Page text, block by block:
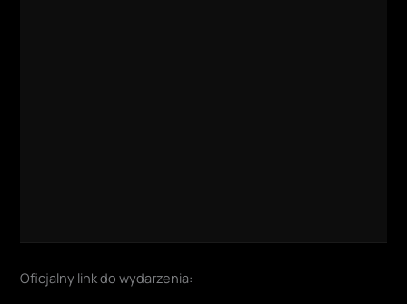
Oficjalny link do wydarzenia: